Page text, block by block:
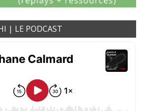
| LE PODCAST